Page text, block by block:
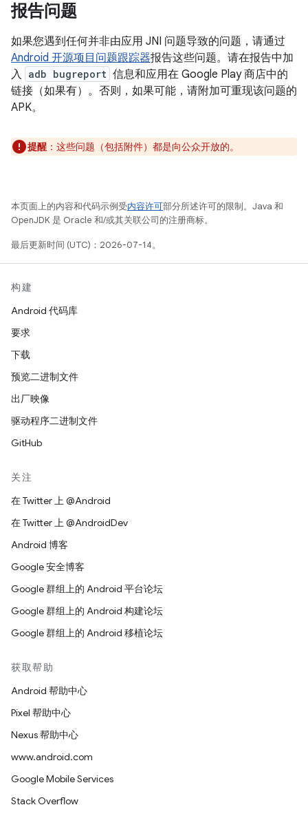
报告问题
如果您遇到任何并非由应用 JNI 问题导致的问题，请通过
Android 开源项目问题跟踪器报告这些问题。请在报告中加
入 adb bugreport 信息和应用在 Google Play 商店中的
链接（如果有）。否则，如果可能，请附加可重现该问题的
APK。
提醒 ：这些问题（包括附件）都是向公众开放的。
本页面上的内容和代码示例受内容许可部分所述许可的限制。Java 和
OpenJDK 是 Oracle 和/或其关联公司的注册商标。
最后更新时间 (UTC)：2026-07-14。
构建
Android 代码库
要求
下载
预览二进制文件
出厂映像
驱动程序二进制文件
GitHub
关注
在 Twitter 上 @Android
在 Twitter 上 @AndroidDev
Android 博客
Google 安全博客
Google 群组上的 Android 平台论坛
Google 群组上的 Android 构建论坛
Google 群组上的 Android 移植论坛
获取帮助
Android 帮助中心
Pixel 帮助中心
Nexus 帮助中心
www.android.com
Google Mobile Services
Stack Overflow